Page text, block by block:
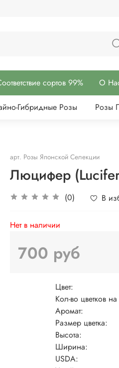
сортов 99% О
Гибридные Розы Розы
арт. Розы Японской Селекции
Люцифер
(0) В
Нет в наличии
700 руб
Цвет:
Кол-во цветков
Аромат:
Размер цветка:
Высота:
Ширина:
USDA: